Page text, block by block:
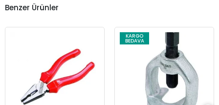
Benzer Ürünler
KARGO
BEDAVA